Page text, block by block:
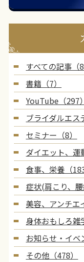
すべての記事（
書籍（7）
YouTube（297）
ブライダルエス
セミナー（8）
ダイエット、運
食事、栄養（183
症状(肩こり、
美容、アンチエ
身体おもしろ雑
お知らせ・イベ
その他（478）